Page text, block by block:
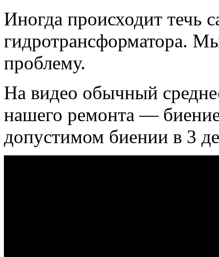
Иногда происходит течь
гидротрансформатора.
проблему.
На видео обычный
нашего ремонта —
допустимом биении в 3